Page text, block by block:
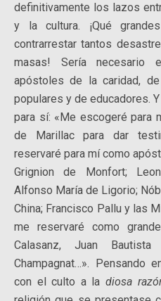
definitivamente los lazos
y la cultura. ¡Qué
contrarrestar tantos
masas! Sería necesario
apóstoles de la caridad,
populares y de educadores.
para sí: «Me escogeré para
de Marillac para dar
reservaré para mí como
Grignion de Monfort;
Alfonso María de Ligorio;
China; Francisco Pallu y las
me reservaré como
Calasanz, Juan
Champagnat…». Pensando
con el culto a la diosa